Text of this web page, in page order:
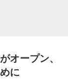
オープン、
に